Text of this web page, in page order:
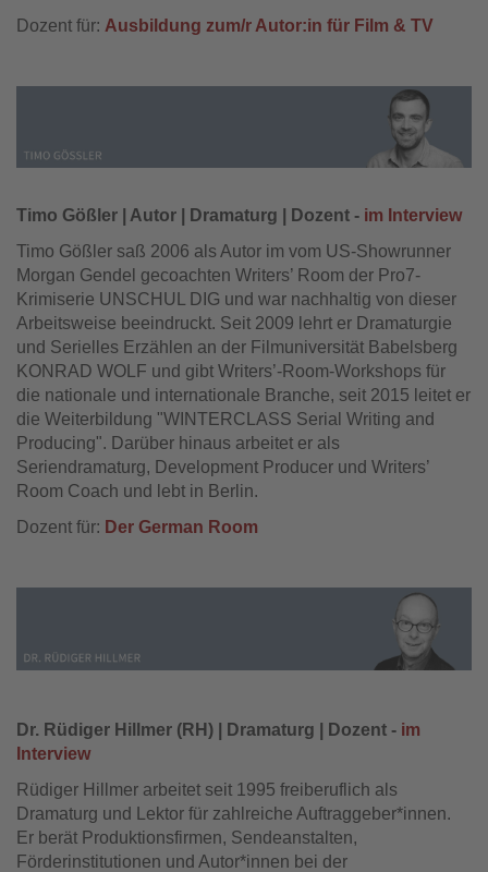
Dozent für: Ausbildung zum/r Autor:in für Film & TV
Timo Gößler | Autor | Dramaturg | Dozent - im Interview
Timo Gößler saß 2006 als Autor im vom US-Showrunner
Morgan Gendel gecoachten Writers’ Room der Pro7-
Krimiserie UNSCHUL DIG und war nachhaltig von dieser
Arbeitsweise beeindruckt. Seit 2009 lehrt er Dramaturgie
und Serielles Erzählen an der Filmuniversität Babelsberg
KONRAD WOLF und gibt Writers’-Room-Workshops für
die nationale und internationale Branche, seit 2015 leitet er
die Weiterbildung "WINTERCLASS Serial Writing and
Producing". Darüber hinaus arbeitet er als
Seriendramaturg, Development Producer und Writers’
Room Coach und lebt in Berlin.
Dozent für: Der German Room
Dr. Rüdiger Hillmer (RH) | Dramaturg | Dozent - im
Interview
Rüdiger Hillmer arbeitet seit 1995 freiberuflich als
Dramaturg und Lektor für zahlreiche Auftraggeber*innen.
Er berät Produktionsfirmen, Sendeanstalten,
Förderinstitutionen und Autor*innen bei der